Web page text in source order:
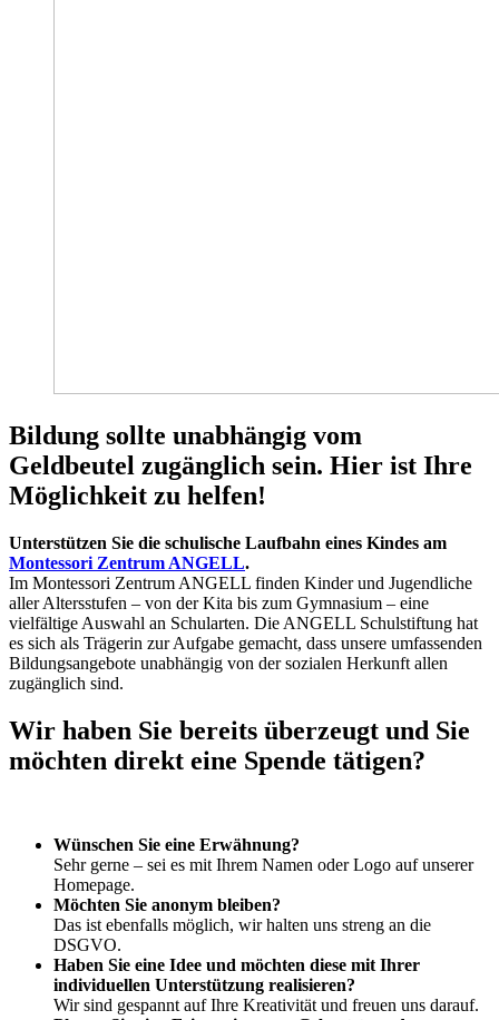
Bildung sollte unabhängig vom
Geldbeutel zugänglich sein. Hier ist Ihre
Möglichkeit zu helfen!
Unterstützen Sie die schulische Laufbahn eines Kindes am
Montessori Zentrum ANGELL.
Im Montessori Zentrum ANGELL finden Kinder und Jugendliche
aller Altersstufen – von der Kita bis zum Gymnasium – eine
vielfältige Auswahl an Schularten. Die ANGELL Schulstiftung hat
es sich als Trägerin zur Aufgabe gemacht, dass unsere umfassenden
Bildungsangebote unabhängig von der sozialen Herkunft allen
zugänglich sind.
Wir haben Sie bereits überzeugt und Sie
möchten direkt eine Spende tätigen?
Wünschen Sie eine Erwähnung?
Sehr gerne – sei es mit Ihrem Namen oder Logo auf unserer
Homepage.
Möchten Sie anonym bleiben?
Das ist ebenfalls möglich, wir halten uns streng an die
DSGVO.
Haben Sie eine Idee und möchten diese mit Ihrer
individuellen Unterstützung realisieren?
Wir sind gespannt auf Ihre Kreativität und freuen uns darauf.